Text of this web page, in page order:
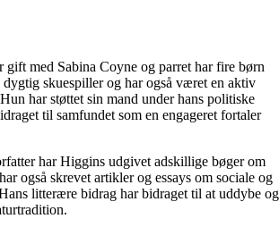
med Sabina Coyne og parret har fire børn
dygtig skuespiller og har også været en aktiv
har støttet sin mand under hans politiske
til samfundet som en engageret fortaler
har Higgins udgivet adskillige bøger om
også skrevet artikler og essays om sociale og
litterære bidrag har bidraget til at uddybe og